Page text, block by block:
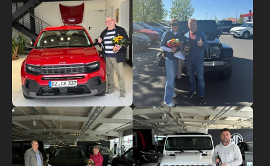
Show larger version Show larger version